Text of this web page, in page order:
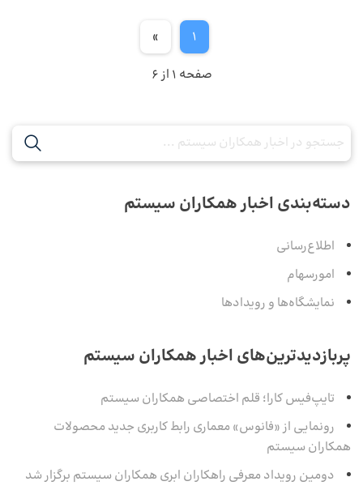
1
»
صفحه 1 از 6
دسته‌بندی اخبار همکاران سیستم
اطلاع‌رسانی
امورسهام
نمایشگاه‌ها و رویدادها
پربازدیدترین‌های اخبار همکاران سیستم
تایپ‌فیس کارا؛ قلم اختصاصی همکاران سیستم
رونمایی از «فانوس» معماری رابط کاربری جدید محصولات
همکاران سیستم
دومین رویداد معرفی راهکاران ابری همکاران سیستم برگزار شد